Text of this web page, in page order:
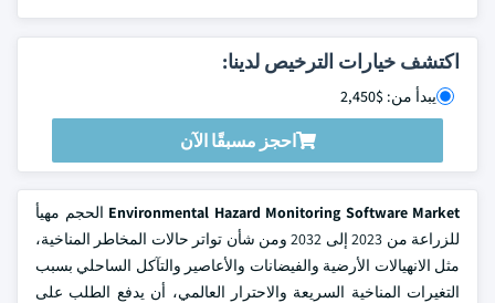
اكتشف خيارات الترخيص لدينا:
يبدأ من: $2,450
احجز مسبقًا الآن
Environmental Hazard Monitoring Software Market الحجم مهيأ
للزراعة من 2023 إلى 2032 ومن شأن تواتر حالات المخاطر المناخية،
مثل الانهيالات الأرضية والفيضانات والأعاصير والتآكل الساحلي بسبب
التغيرات المناخية السريعة والاحترار العالمي، أن يدفع الطلب على